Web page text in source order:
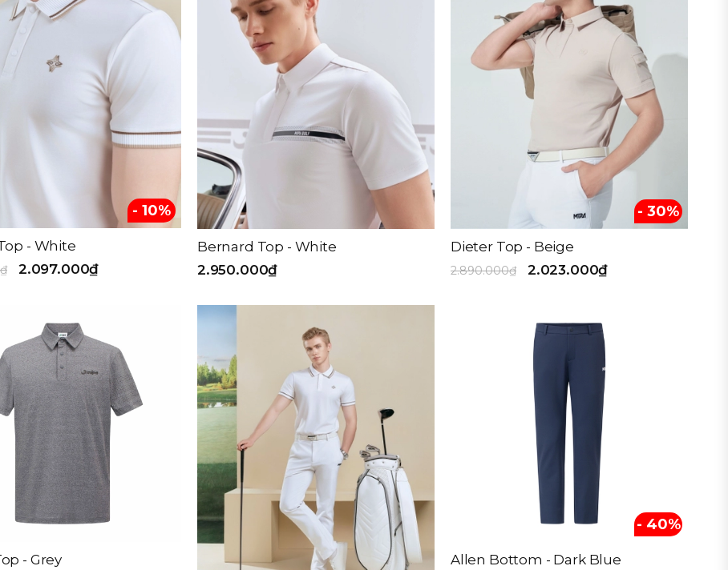
- 10%
- White
2.097.000₫
Bernard Top - White
2.950.000₫
- 30%
Dieter Top - Beige
2.890.000₫ 2.023.000₫
- Grey
- 40%
Allen Bottom - Dark Blue